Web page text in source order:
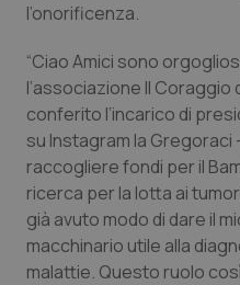
Lombardia
Marche
Molise
Piemonte
Dolore
Donna & Salute
Epatiti
HIV
l’onorificenza.
“Ciao Amici sono
l’associazione Il Coraggio
conferito l’incarico di
su Instagram la Gregoraci
raccogliere fondi per il
ricerca per la lotta ai
già avuto modo di dare il
macchinario utile alla
malattie. Questo ruolo